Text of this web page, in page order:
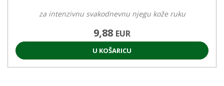
za intenzivnu svakodnevnu njegu kože ruku
9,88 EUR
U KOŠARICU